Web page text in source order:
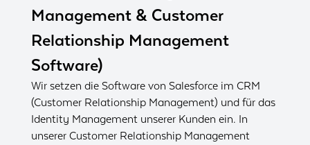
Management & Customer
Relationship Management
Software)
Wir setzen die Software von Salesforce im CRM
(Customer Relationship Management) und für das
Identity Management unserer Kunden ein. In
unserer Customer Relationship Management